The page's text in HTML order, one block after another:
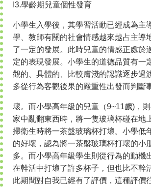
I3.學齡期兒童個性發育
小學生入學後，其學習活動已經成為主
學、教師有關的社會情感越來越占主導
了一定的發展。此時兒童的情感正處於
定的表現發展。小學生的道德品質有一
觀的、具體的、比較膚淺的認識逐步過
多從行為客觀後果的嚴重性出發而判斷
壞。而小學高年級的兒童（9~11歲)，
家中亂翻東西時，將一隻玻璃杯碰在地
掃衛生時將一茶盤玻璃杯打壞。小學低
的好壞，認為將一茶盤玻璃杯打壞的小
多。而小學高年級學生則從行為的動機
在幹活中打壞了許多杯子，但也比不幹
此期間對自我已經有了評價，這種評價